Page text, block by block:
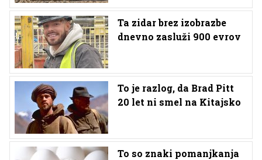
Ta zidar brez izobrazbe
dnevno zasluži 900 evrov
To je razlog, da Brad Pitt
20 let ni smel na Kitajsko
To so znaki pomanjkanja